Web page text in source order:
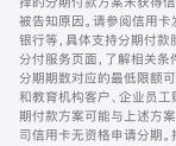
被告知原因。请参阅信用
银行等，具体支持分期付
分付服务页面，了解相关条
分期期数对应的最低限额
和教育机构客户、企业员
期付款方案可能与上述方
司信用卡无资格申请分期